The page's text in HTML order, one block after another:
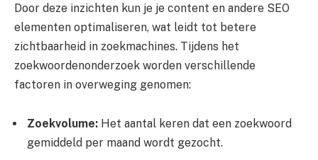
Door deze inzichten kun je je content en andere SEO
elementen optimaliseren, wat leidt tot betere
zichtbaarheid in zoekmachines. Tijdens het
zoekwoordenonderzoek worden verschillende
factoren in overweging genomen:
Zoekvolume: Het aantal keren dat een zoekwoord
gemiddeld per maand wordt gezocht.